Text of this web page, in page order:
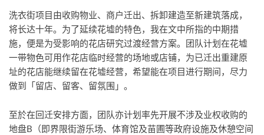
洗衣街项目由收购物业、商户迁出、拆卸建造至新建筑落成，
将长达十年。为了延续花墟的特色，我在文中所指的中期措
施，便是为受影响的花店研究过渡经营方案。团队计划在花墟
一带物色可用作花店临时经营的场地或店铺，为已迁出重建原
址的花店能继续留在花墟经营，希望能在项目进行期间，尽力
做到「留店、留客、留氛围」。
至於在回迁安排方面，团队亦计划率先开展不涉及业权收购的
地盘B（即界限街游乐场、体育馆及苗圃等政府设施及休憩空间